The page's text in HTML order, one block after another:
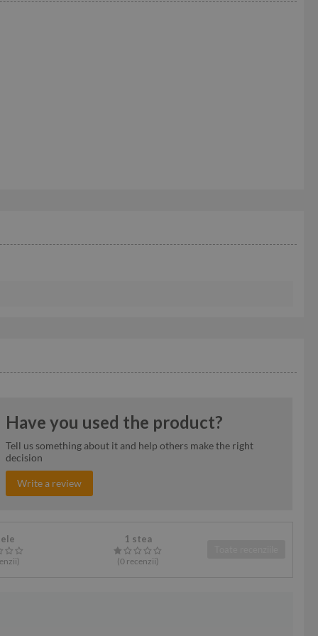
Have you used the product?
Tell us something about it and help others make the right
decision
Write a review
)
1 stea
(0recenzii)